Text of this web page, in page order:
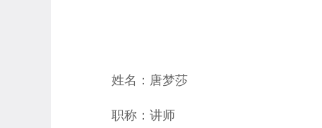
姓名：唐梦莎
职称：讲师